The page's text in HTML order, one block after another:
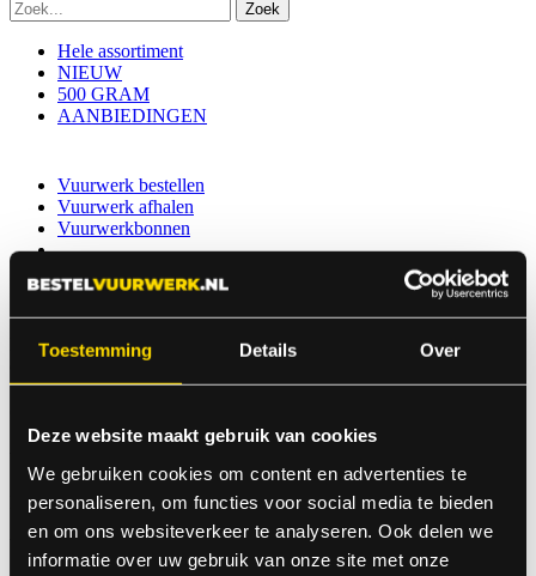
Toestemming Details Over
Deze website maakt gebruik van cookies
We gebruiken cookies om content en advertenties te
personaliseren, om functies voor social media te bieden
en om ons websiteverkeer te analyseren. Ook delen we
informatie over uw gebruik van onze site met onze
Hele assortiment
NIEUW
500 GRAM
AANBIEDINGEN
Vuurwerk bestellen
Vuurwerk afhalen
Vuurwerkbonnen
100% GELD-TERUG-GARANTIE
Indien er in 2026 weer een landelijk vuurwerkverbod is, storten wij
de betaalde bedragen automatisch terug
Maandag 29 december ook geopend!
Wij hebben pauze tussen 12:30 en 13:00